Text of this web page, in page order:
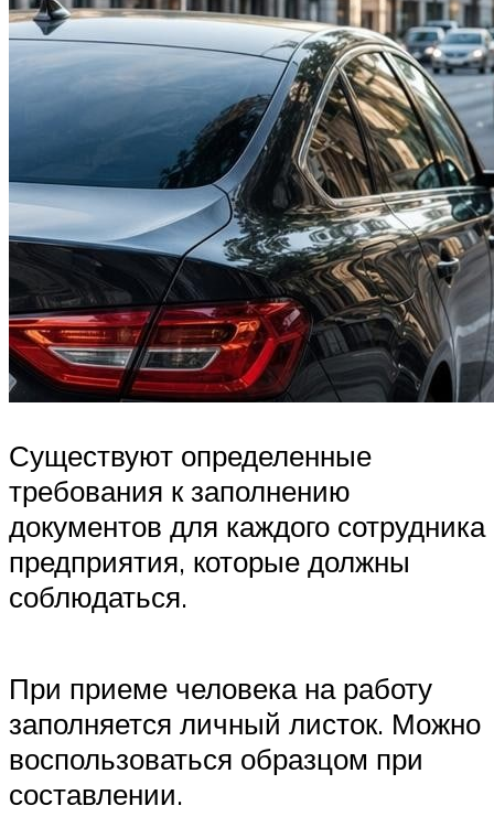
Существуют определенные
требования к заполнению
документов для каждого сотрудника
предприятия, которые должны
соблюдаться.
При приеме человека на работу
заполняется личный листок. Можно
воспользоваться образцом при
составлении.